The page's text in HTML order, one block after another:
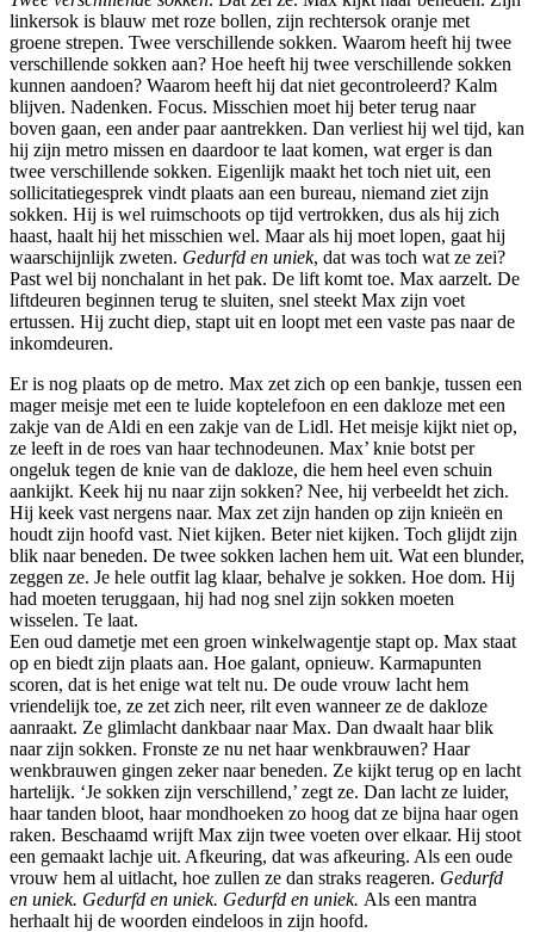
linkersok is blauw met roze bollen, zijn rechtersok oranje met
groene strepen. Twee verschillende sokken. Waarom heeft hij twee
verschillende sokken aan? Hoe heeft hij twee verschillende sokken
kunnen aandoen? Waarom heeft hij dat niet gecontroleerd? Kalm
blijven. Nadenken. Focus. Misschien moet hij beter terug naar
boven gaan, een ander paar aantrekken. Dan verliest hij wel tijd, kan
hij zijn metro missen en daardoor te laat komen, wat erger is dan
twee verschillende sokken. Eigenlijk maakt het toch niet uit, een
sollicitatiegesprek vindt plaats aan een bureau, niemand ziet zijn
sokken. Hij is wel ruimschoots op tijd vertrokken, dus als hij zich
haast, haalt hij het misschien wel. Maar als hij moet lopen, gaat hij
waarschijnlijk zweten. Gedurfd en uniek, dat was toch wat ze zei?
Past wel bij nonchalant in het pak. De lift komt toe. Max aarzelt. De
liftdeuren beginnen terug te sluiten, snel steekt Max zijn voet
ertussen. Hij zucht diep, stapt uit en loopt met een vaste pas naar de
inkomdeuren.
Er is nog plaats op de metro. Max zet zich op een bankje, tussen een
mager meisje met een te luide koptelefoon en een dakloze met een
zakje van de Aldi en een zakje van de Lidl. Het meisje kijkt niet op,
ze leeft in de roes van haar technodeunen. Max’ knie botst per
ongeluk tegen de knie van de dakloze, die hem heel even schuin
aankijkt. Keek hij nu naar zijn sokken? Nee, hij verbeeldt het zich.
Hij keek vast nergens naar. Max zet zijn handen op zijn knieën en
houdt zijn hoofd vast. Niet kijken. Beter niet kijken. Toch glijdt zijn
blik naar beneden. De twee sokken lachen hem uit. Wat een blunder,
zeggen ze. Je hele outfit lag klaar, behalve je sokken. Hoe dom. Hij
had moeten teruggaan, hij had nog snel zijn sokken moeten
wisselen. Te laat.
Een oud dametje met een groen winkelwagentje stapt op. Max staat
op en biedt zijn plaats aan. Hoe galant, opnieuw. Karmapunten
scoren, dat is het enige wat telt nu. De oude vrouw lacht hem
vriendelijk toe, ze zet zich neer, rilt even wanneer ze de dakloze
aanraakt. Ze glimlacht dankbaar naar Max. Dan dwaalt haar blik
naar zijn sokken. Fronste ze nu net haar wenkbrauwen? Haar
wenkbrauwen gingen zeker naar beneden. Ze kijkt terug op en lacht
hartelijk. ‘Je sokken zijn verschillend,’ zegt ze. Dan lacht ze luider,
haar tanden bloot, haar mondhoeken zo hoog dat ze bijna haar ogen
raken. Beschaamd wrijft Max zijn twee voeten over elkaar. Hij stoot
een gemaakt lachje uit. Afkeuring, dat was afkeuring. Als een oude
vrouw hem al uitlacht, hoe zullen ze dan straks reageren. Gedurfd
en uniek. Gedurfd en uniek. Gedurfd en uniek. Als een mantra
herhaalt hij de woorden eindeloos in zijn hoofd.